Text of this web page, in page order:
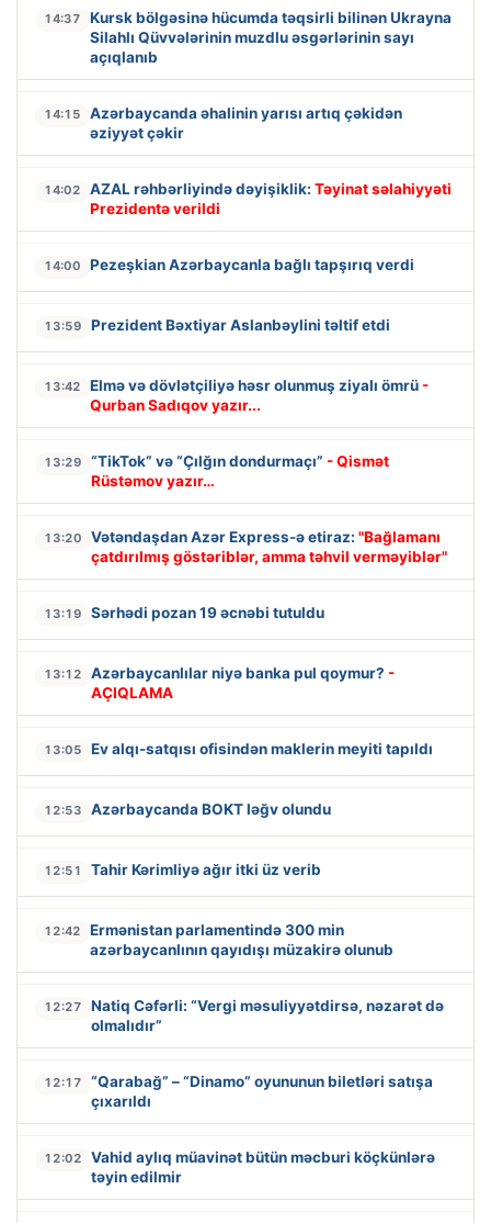
14:37
Kursk bölgəsinə hücumda təqsirli bilinən Ukrayna
Silahlı Qüvvələrinin muzdlu əsgərlərinin sayı
açıqlanıb
14:15
Azərbaycanda əhalinin yarısı artıq çəkidən
əziyyət çəkir
14:02 AZAL rəhbərliyində dəyişiklik: Təyinat səlahiyyəti
Prezidentə verildi
14:00 Pezeşkian Azərbaycanla bağlı tapşırıq verdi
13:59 Prezident Bəxtiyar Aslanbəylini təltif etdi
13:42 Elmə və dövlətçiliyə həsr olunmuş ziyalı ömrü -
Qurban Sadıqov yazır...
13:29 “TikTok” və “Çılğın dondurmaçı” - Qismət
Rüstəmov yazır…
13:20 Vətəndaşdan Azər Express-ə etiraz: "Bağlamanı
çatdırılmış göstəriblər, amma təhvil verməyiblər"
13:19 Sərhədi pozan 19 əcnəbi tutuldu
13:12 Azərbaycanlılar niyə banka pul qoymur? -
AÇIQLAMA
13:05 Ev alqı-satqısı ofisindən maklerin meyiti tapıldı
12:53 Azərbaycanda BOKT ləğv olundu
12:51 Tahir Kərimliyə ağır itki üz verib
12:42
Ermənistan parlamentində 300 min
azərbaycanlının qayıdışı müzakirə olunub
12:27
Natiq Cəfərli: “Vergi məsuliyyətdirsə, nəzarət də
olmalıdır”
12:17
“Qarabağ” – “Dinamo” oyununun biletləri satışa
çıxarıldı
12:02
Vahid aylıq müavinət bütün məcburi köçkünlərə
təyin edilmir